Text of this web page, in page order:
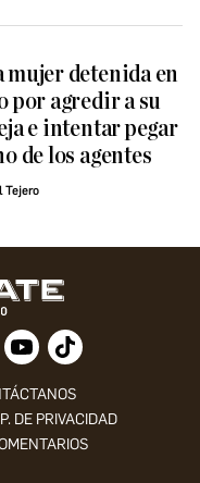
mujer detenida en
por agredir a su
e intentar pegar
de los agentes
Tejero
P. DE PRIVACIDAD